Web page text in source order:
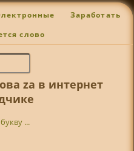
Заработать
слово
za в интернет
...